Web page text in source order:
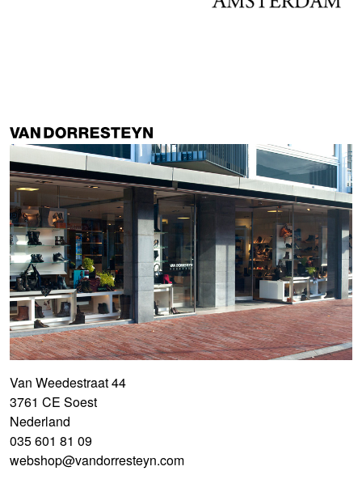
Van Weedestraat 44
3761 CE Soest
Nederland
035 601 81 09
webshop@vandorresteyn.com